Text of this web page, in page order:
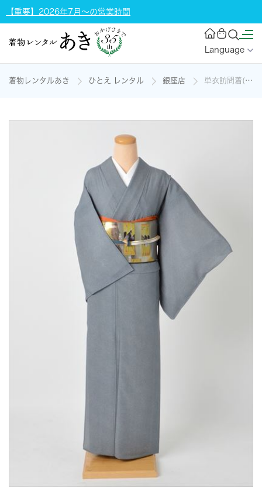
【重要】2026年7月～の営業時間
Language
着物レンタルあき ひとえ レンタル 銀座店 単衣訪問着(グレー地・鮫小紋)の着物レンタル